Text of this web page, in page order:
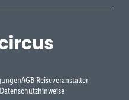
AGB Reiseveranstalter
Datenschutzhinweise